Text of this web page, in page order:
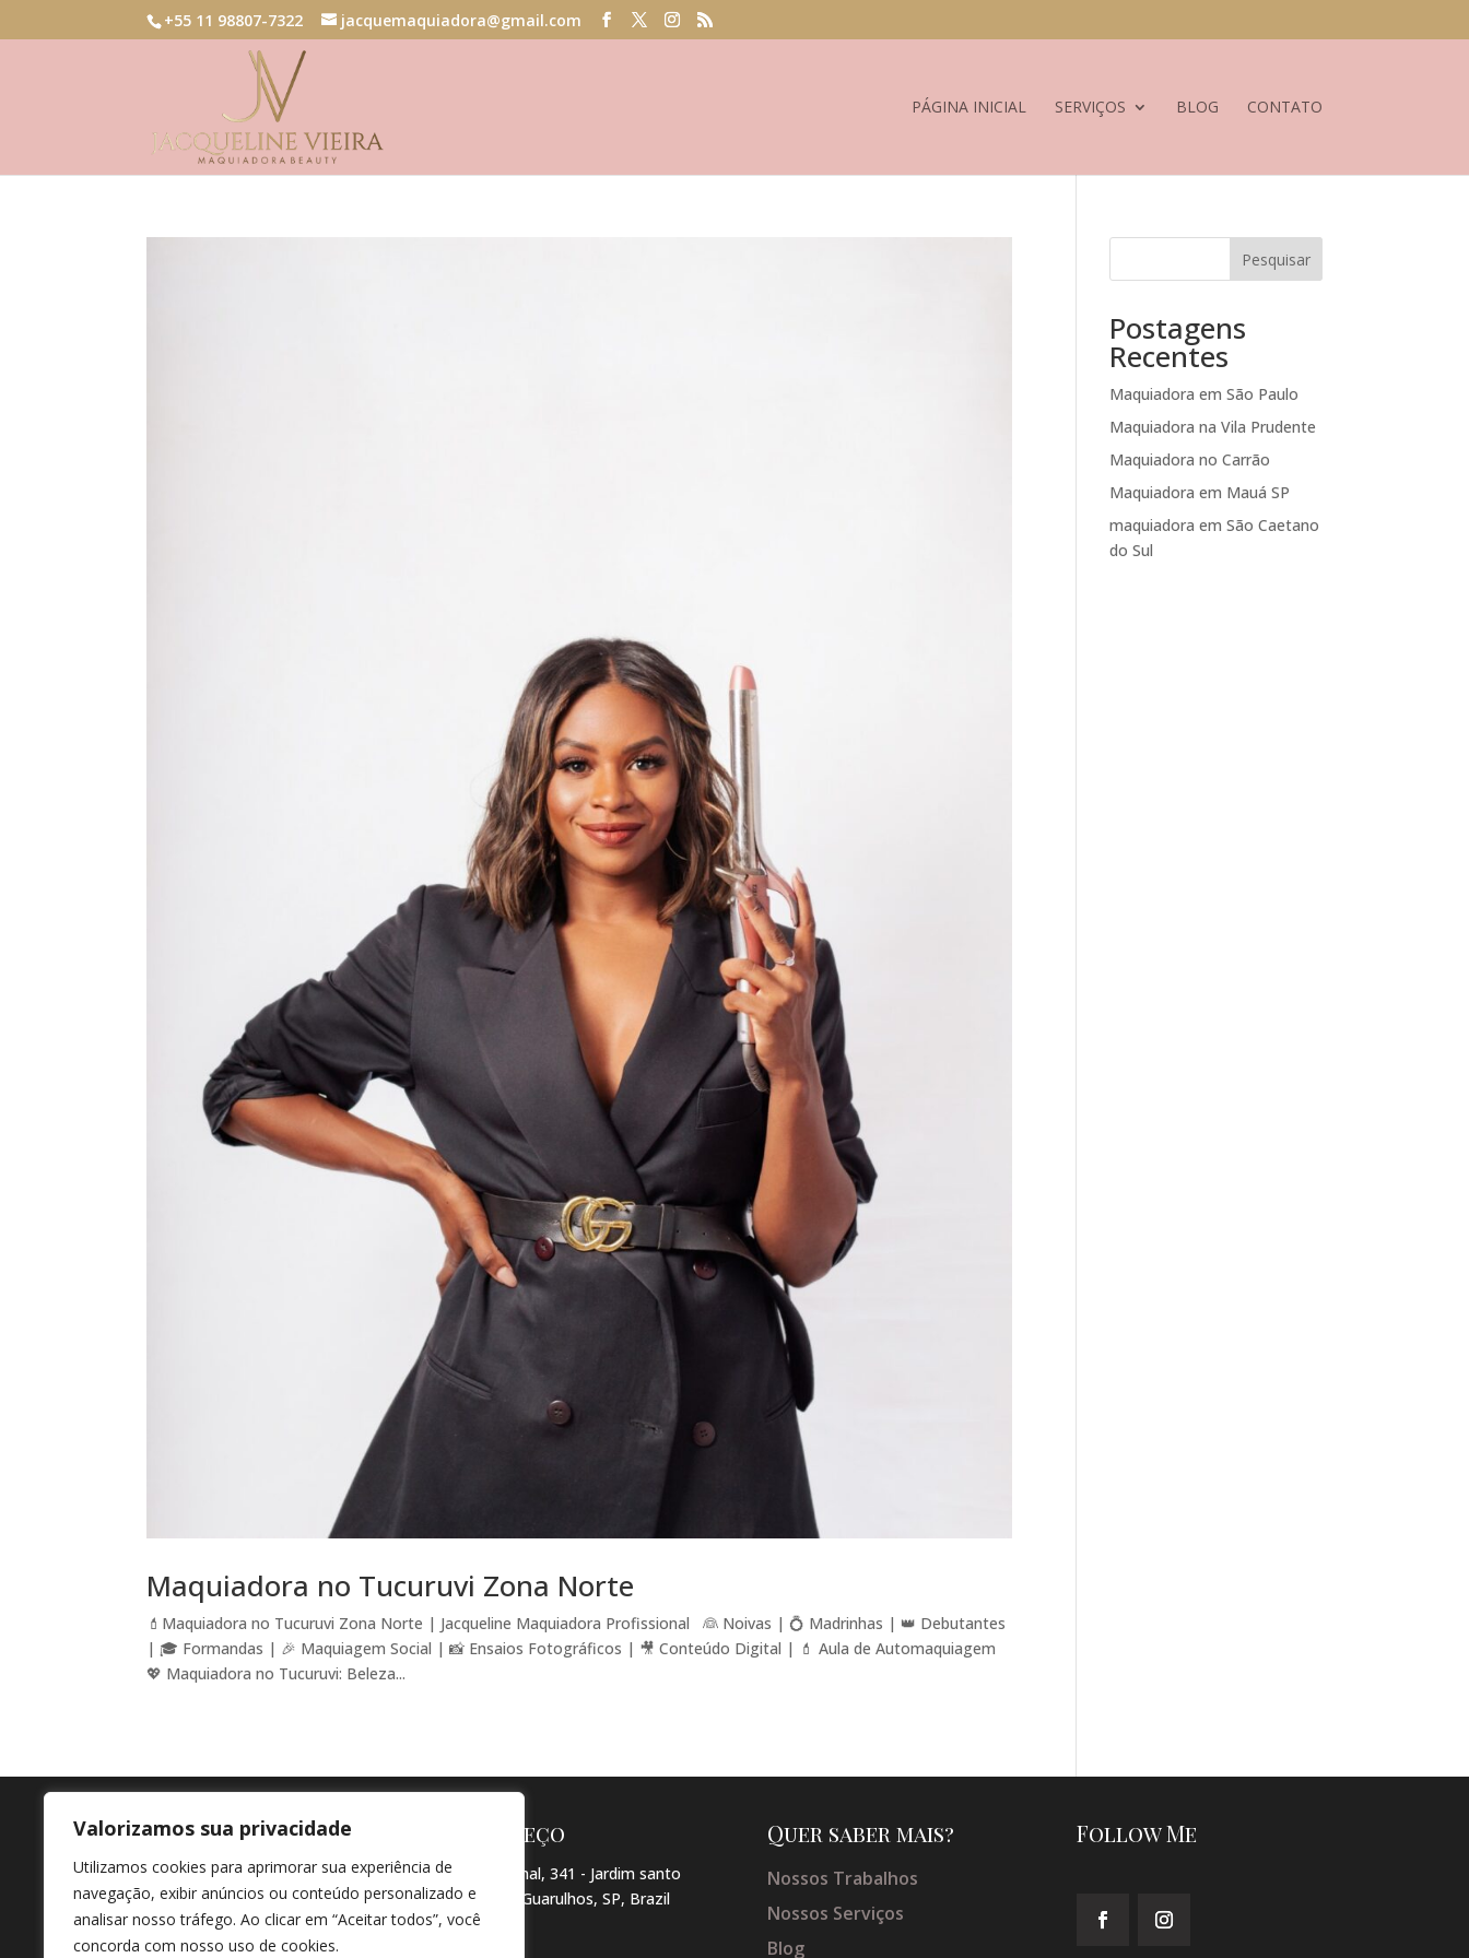
Valorizamos sua privacidade
Utilizamos cookies para aprimorar sua experiência de
navegação, exibir anúncios ou conteúdo personalizado e
analisar nosso tráfego. Ao clicar em “Aceitar todos”, você
concorda com nosso uso de cookies.
+55 11 98807-7322 jacquemaquiadora@gmail.com
PÁGINA INICIAL SERVIÇOS BLOG CONTATO
Maquiadora no Tucuruvi Zona Norte
💄Maquiadora no Tucuruvi Zona Norte | Jacqueline Maquiadora Profissional 👰 Noivas | 💍 Madrinhas | 👑 Debutantes
| 🎓 Formandas | 🎉 Maquiagem Social | 📸 Ensaios Fotográficos | 🎥 Conteúdo Digital | 💄 Aula de Automaquiagem
💖 Maquiadora no Tucuruvi: Beleza...
Pesquisar
Postagens
Recentes
Maquiadora em São Paulo
Maquiadora na Vila Prudente
Maquiadora no Carrão
Maquiadora em Mauá SP
maquiadora em São Caetano
do Sul
Agende agora
+55 11 98807-7322
Endereço
Av Marginal, 341 - Jardim santo
Afonso , Guarulhos, SP, Brazil
Quer saber mais?
Nossos Trabalhos
Nossos Serviços
Blog
Follow Me